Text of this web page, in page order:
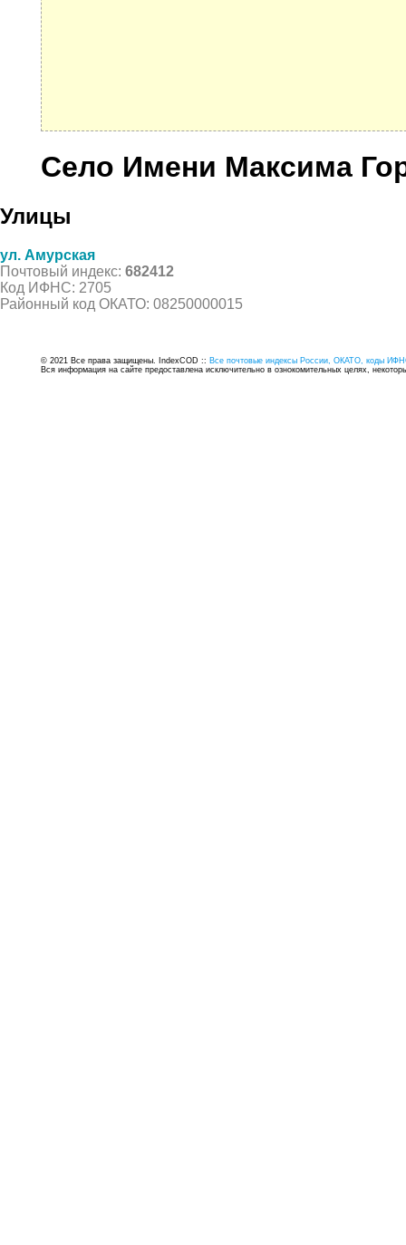
Село Имени Максима
Улицы
ул. Амурская
Почтовый индекс: 682412
Код ИФНС: 2705
Районный код ОКАТО: 08250000015
© 2021 Все права защищены. IndexCOD :: Все почтовые индексы России, ОКАТО, коды
Вся информация на сайте предоставлена исключительно в ознокомительных целях,